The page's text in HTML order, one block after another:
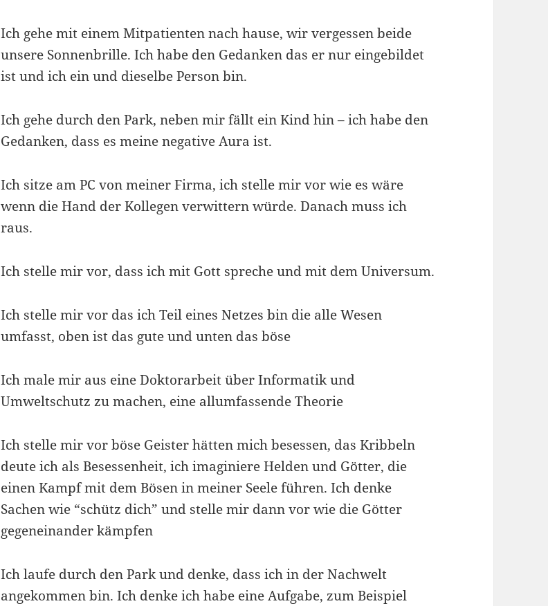
Ich gehe mit einem Mitpatienten nach hause, wir vergessen beide
unsere Sonnenbrille. Ich habe den Gedanken das er nur eingebildet
ist und ich ein und dieselbe Person bin.
Ich gehe durch den Park, neben mir fällt ein Kind hin – ich habe den
Gedanken, dass es meine negative Aura ist.
Ich sitze am PC von meiner Firma, ich stelle mir vor wie es wäre
wenn die Hand der Kollegen verwittern würde. Danach muss ich
raus.
Ich stelle mir vor, dass ich mit Gott spreche und mit dem Universum.
Ich stelle mir vor das ich Teil eines Netzes bin die alle Wesen
umfasst, oben ist das gute und unten das böse
Ich male mir aus eine Doktorarbeit über Informatik und
Umweltschutz zu machen, eine allumfassende Theorie
Ich stelle mir vor böse Geister hätten mich besessen, das Kribbeln
deute ich als Besessenheit, ich imaginiere Helden und Götter, die
einen Kampf mit dem Bösen in meiner Seele führen. Ich denke
Sachen wie “schütz dich” und stelle mir dann vor wie die Götter
gegeneinander kämpfen
Ich laufe durch den Park und denke, dass ich in der Nachwelt
angekommen bin. Ich denke ich habe eine Aufgabe, zum Beispiel